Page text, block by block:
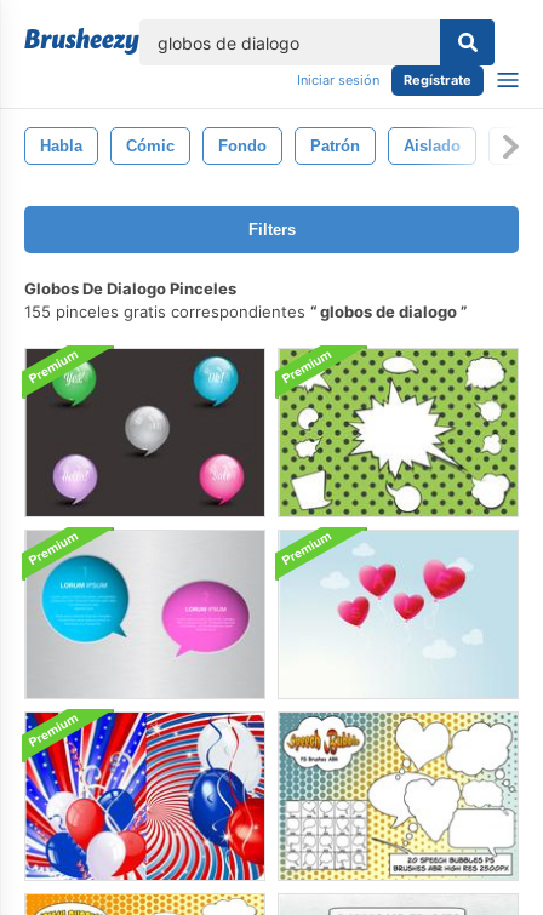
Iniciar sesión Regístrate
Habla Cómic Fondo Patrón Aislado Nube
Filters
Globos De Dialogo Pinceles
155 pinceles gratis correspondientes
globos de dialogo